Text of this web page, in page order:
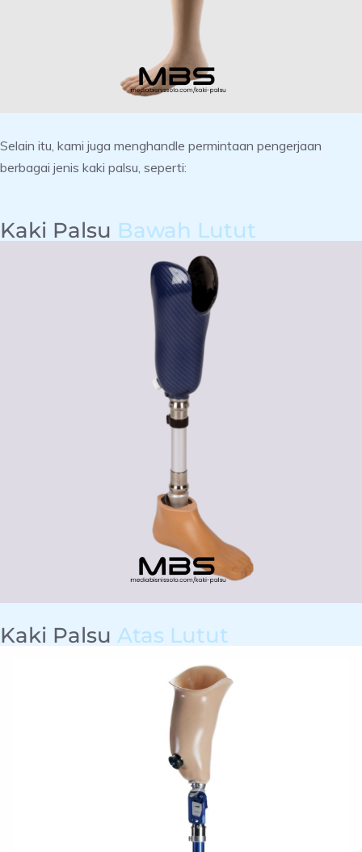
Selain itu, kami juga menghandle permintaan pengerjaan
berbagai jenis kaki palsu, seperti:
Kaki Palsu Bawah Lutut
Kaki Palsu Atas Lutut